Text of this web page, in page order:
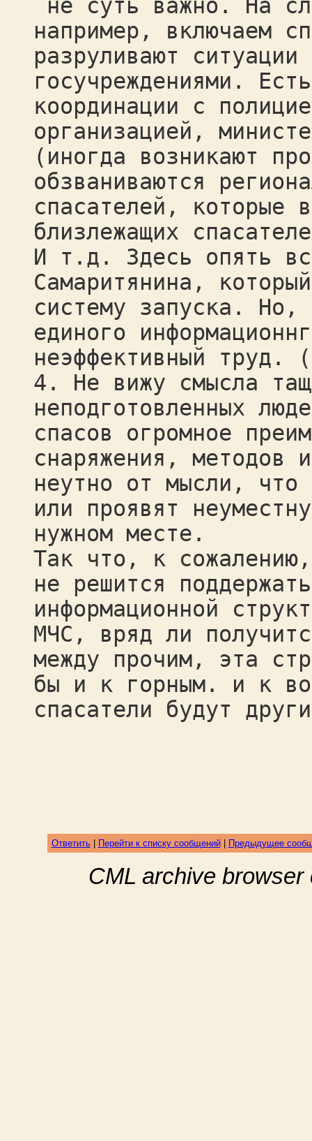
не суть важно. На
например, включаем
разруливают
госучреждениями.
координации с
организацией,
(иногда возникают
обзваниваются
спасателей, которые
близлежащих
И т.д. Здесь опять
Самаритянина,
систему запуска. Но,
единого
неэффективный труд.
4. Не вижу смысла
неподготовленных
спасов огромное
снаряжения, методов
неутно от мысли, что
или проявят
нужном месте.
Так что, к
не решится
информационной
МЧС, вряд ли
между прочим, эта
бы и к горным. и к
спасатели будут
Ответить| Перейти к списку сообщений| Предыдущее
CML archive